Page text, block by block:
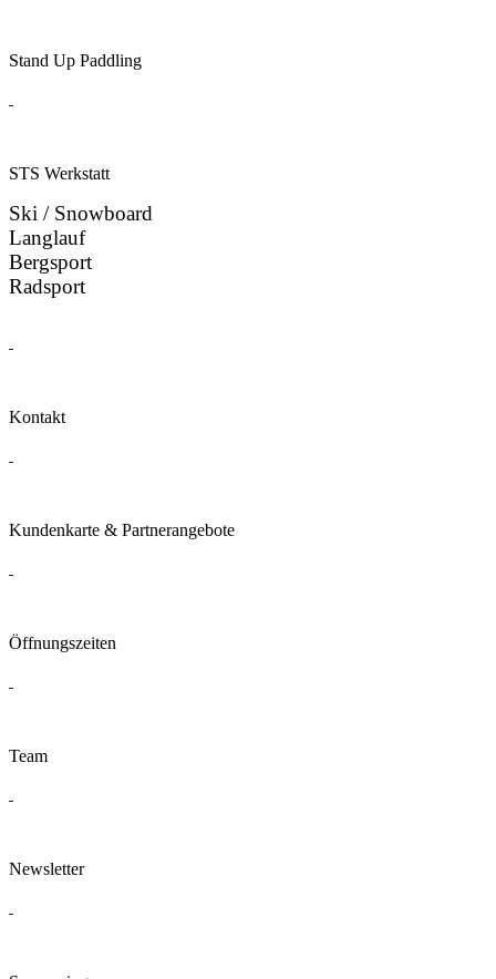
Stand Up Paddling
STS Werkstatt
Ski / Snowboard
Langlauf
Bergsport
Radsport
Kontakt
Kundenkarte & Partnerangebote
Öffnungszeiten
Team
Newsletter